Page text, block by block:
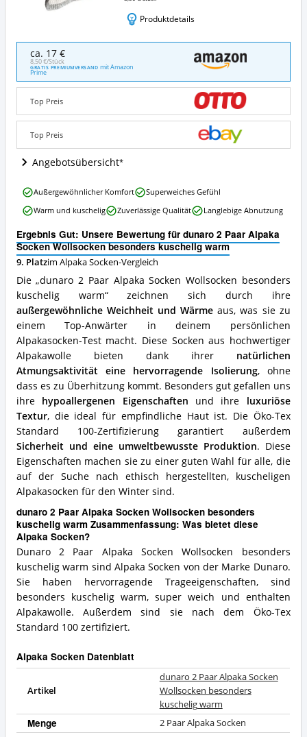
Produktdetails
dunaro
Paar
Alpaka
Socken
Wollsocken
besonders
kuschelig
warm
Angebote:
Wo
diese
Alpaka
Socken
erhältlich?
ca. 17 €
8,50 €/Stück
GRATIS PREMIUMVERSAND mit Amazon
Prime
Top Preis
Top Preis
Angebotsübersicht
Ergebnis Gut: Unsere Bewertung für dunaro 2 Paar Alpaka
Socken Wollsocken besonders kuschelig warm
9. Platzim Alpaka Socken-Vergleich
Die „dunaro 2 Paar Alpaka Socken Wollsocken besonders
kuschelig warm“ zeichnen sich durch ihre
außergewöhnliche Weichheit und Wärme aus, was sie zu
einem Top-Anwärter in deinem persönlichen
Alpakasocken-Test macht. Diese Socken aus hochwertiger
Alpakawolle bieten dank ihrer natürlichen
Atmungsaktivität eine hervorragende Isolierung, ohne
dass es zu Überhitzung kommt. Besonders gut gefallen uns
ihre
hypoallergenen Eigenschaften und ihre
luxuriöse
Textur, die ideal für empfindliche Haut ist. Die Öko-Tex
Standard 100-Zertifizierung garantiert außerdem
Sicherheit und eine umweltbewusste Produktion. Diese
Eigenschaften machen sie zu einer guten Wahl für alle, die
auf der Suche nach ethisch hergestellten, kuscheligen
Alpakasocken für den Winter sind.
dunaro 2 Paar Alpaka Socken Wollsocken besonders
kuschelig warm Zusammenfassung: Was bietet diese
Alpaka Socken?
Dunaro 2 Paar Alpaka Socken Wollsocken besonders
kuschelig warm sind Alpaka Socken von der Marke Dunaro.
Sie haben hervorragende Trageeigenschaften, sind
besonders kuschelig warm, super weich und enthalten
Alpakawolle. Außerdem sind sie nach dem Öko-Tex
Standard 100 zertifiziert.
Alpaka Socken Datenblatt
Artikel
dunaro 2 Paar Alpaka Socken
Wollsocken besonders
kuschelig warm
Menge 2 Paar Alpaka Socken
dunaro
Paar
Socken
Wollsocken
besonders
kuschelig
warm
Vorteile:
Was
spricht
für
diese
Alpaka
Socken?
Außergewöhnlicher Komfort
Superweiches Gefühl
Warm und kuschelig
Zuverlässige Qualität Langlebige Abnutzung